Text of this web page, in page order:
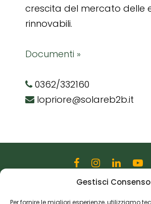
Gestisci Consenso
Per fornire le migliori esperienze, utilizziamo
crescita del mercato delle
rinnovabili.
Documenti »
0362/332160
lopriore@solareb2b.it
Via Martiri della Libertà, 28